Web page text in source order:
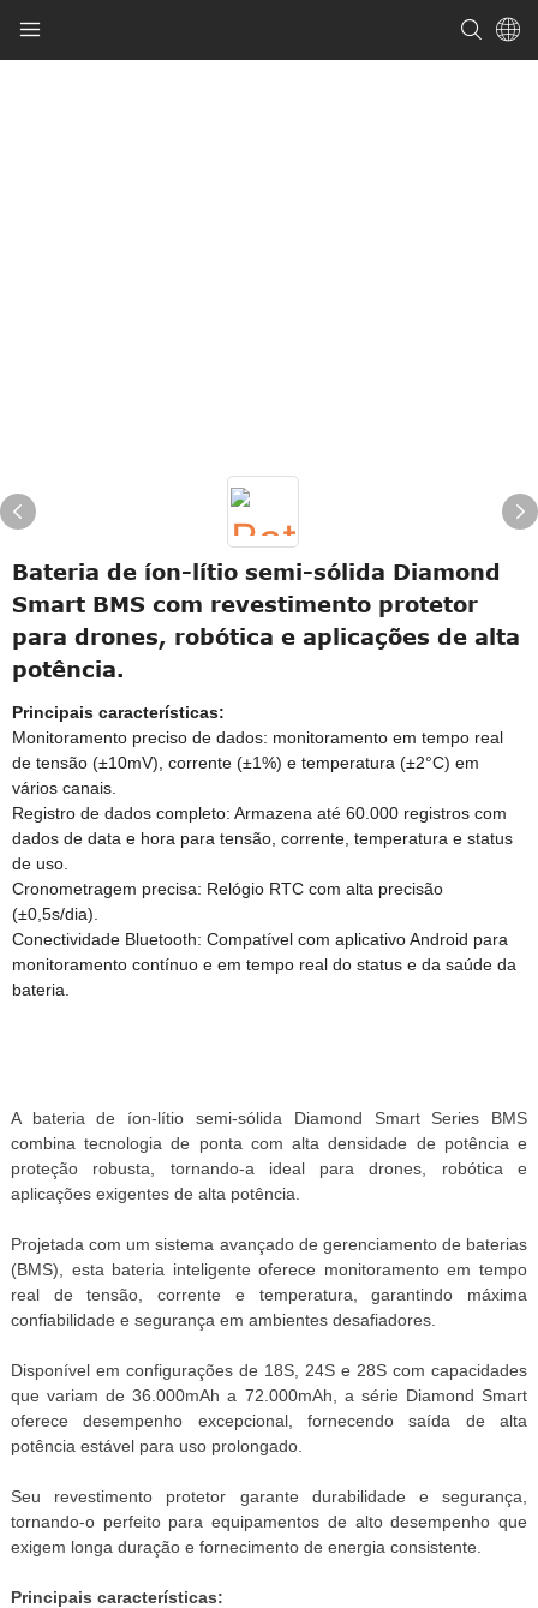
Bateria de íon-lítio semi-sólida Diamond
Smart BMS com revestimento protetor
para drones, robótica e aplicações de alta
potência.
Principais características:
Monitoramento preciso de dados: monitoramento em tempo real
de tensão (±10mV), corrente (±1%) e temperatura (±2°C) em
vários canais.
Registro de dados completo: Armazena até 60.000 registros com
dados de data e hora para tensão, corrente, temperatura e status
de uso.
Cronometragem precisa: Relógio RTC com alta precisão
(±0,5s/dia).
Conectividade Bluetooth: Compatível com aplicativo Android para
monitoramento contínuo e em tempo real do status e da saúde da
bateria.
A bateria de íon-lítio semi-sólida Diamond Smart Series BMS
combina tecnologia de ponta com alta densidade de potência e
proteção robusta, tornando-a ideal para drones, robótica e
aplicações exigentes de alta potência.
Projetada com um sistema avançado de gerenciamento de baterias
(BMS), esta bateria inteligente oferece monitoramento em tempo
real de tensão, corrente e temperatura, garantindo máxima
confiabilidade e segurança em ambientes desafiadores.
Disponível em configurações de 18S, 24S e 28S com capacidades
que variam de 36.000mAh a 72.000mAh, a série Diamond Smart
oferece desempenho excepcional, fornecendo saída de alta
potência estável para uso prolongado.
Seu revestimento protetor garante durabilidade e segurança,
tornando-o perfeito para equipamentos de alto desempenho que
exigem longa duração e fornecimento de energia consistente.
Principais características: